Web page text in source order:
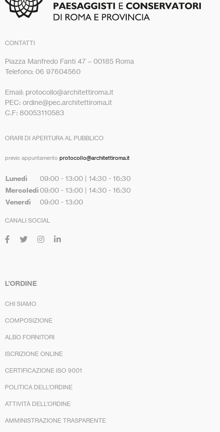
CONTATTI
Piazza Manfredo Fanti 47 – 00185 Roma
Telefono: 06 97604560
Email: protocollo@architettiroma.it
PEC: ordine@pec.architettiroma.it
C.F: 80053110583
ORARI DI APERTURA AL PUBBLICO
previo appuntamento protocollo@architettiroma.it
Lunedì 09:00 - 13:00 | 14:30 - 16:30
Mercoledì 09:00 - 13:00 | 14:30 - 16:30
Venerdì 09:00 - 13:00
CANALI SOCIAL
L’ORDINE
CHI SIAMO
COMPOSIZIONE
ALBO FORNITORI
ISCRIZIONE ONLINE
CERTIFICAZIONE ISO 9001
POLITICA DELL’ORDINE
ATTIVITÀ DELL’ORDINE
AMMINISTRAZIONE TRASPARENTE